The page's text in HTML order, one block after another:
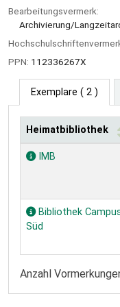
Bearbeitungsvermerk:
Archivierung/
PPN: 112336267X
Exemplare ( 2 )
Exemplare
Heimatbibliothek
IMB
Bibliothek
Süd
Anzahl